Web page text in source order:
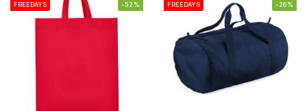
FREEDAYS -52% FREEDAYS -26%